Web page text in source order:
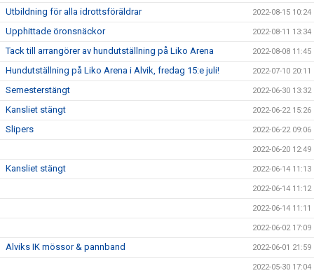
Utbildning för alla idrottsföräldrar 2022-08-15 10:24
Upphittade öronsnäckor 2022-08-11 13:34
Tack till arrangörer av hundutställning på Liko Arena 2022-08-08 11:45
Hundutställning på Liko Arena i Alvik, fredag 15:e juli! 2022-07-10 20:11
Semesterstängt 2022-06-30 13:32
Kansliet stängt 2022-06-22 15:26
Slipers 2022-06-22 09:06
2022-06-20 12:49
Kansliet stängt 2022-06-14 11:13
2022-06-14 11:12
2022-06-14 11:11
2022-06-02 17:09
Alviks IK mössor & pannband 2022-06-01 21:59
2022-05-30 17:04